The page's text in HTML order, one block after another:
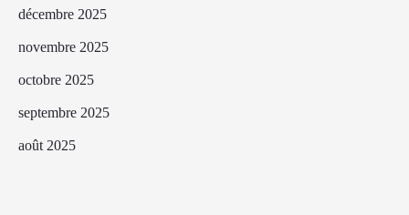
décembre 2025
novembre 2025
octobre 2025
septembre 2025
août 2025